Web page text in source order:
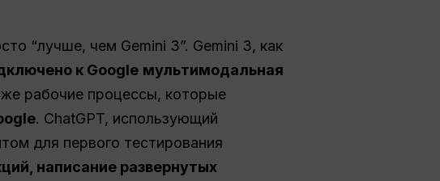
“лучше, чем Gemini 3”. Gemini 3, как
к Google мультимодальная
рабочие процессы, которые
. ChatGPT, использующий
для первого тестирования
написание развернутых